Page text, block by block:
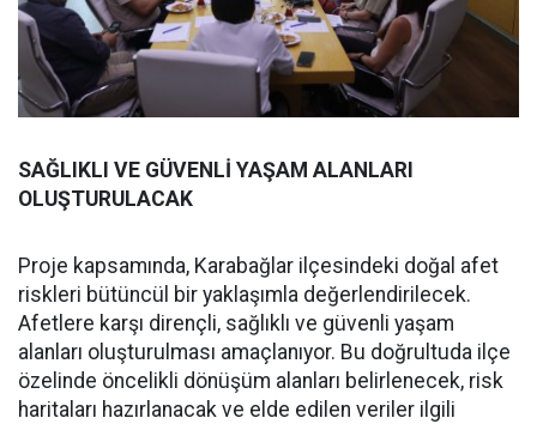
SAĞLIKLI VE GÜVENLİ YAŞAM ALANLARI
OLUŞTURULACAK
Proje kapsamında, Karabağlar ilçesindeki doğal afet
riskleri bütüncül bir yaklaşımla değerlendirilecek.
Afetlere karşı dirençli, sağlıklı ve güvenli yaşam
alanları oluşturulması amaçlanıyor. Bu doğrultuda ilçe
özelinde öncelikli dönüşüm alanları belirlenecek, risk
haritaları hazırlanacak ve elde edilen veriler ilgili